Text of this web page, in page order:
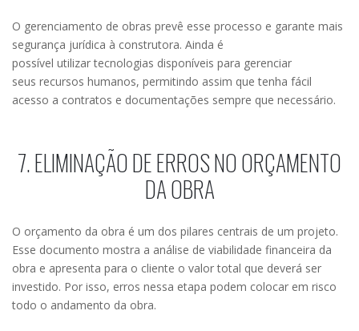
O gerenciamento de obras prevê esse processo e garante mais
segurança jurídica à construtora. Ainda é
possível utilizar tecnologias disponíveis para gerenciar
seus recursos humanos, permitindo assim que tenha fácil
acesso a contratos e documentações sempre que necessário.
7. ELIMINAÇÃO DE ERROS NO ORÇAMENTO
DA OBRA
O orçamento da obra é um dos pilares centrais de um projeto.
Esse documento mostra a análise de viabilidade financeira da
obra e apresenta para o cliente o valor total que deverá ser
investido. Por isso, erros nessa etapa podem colocar em risco
todo o andamento da obra.